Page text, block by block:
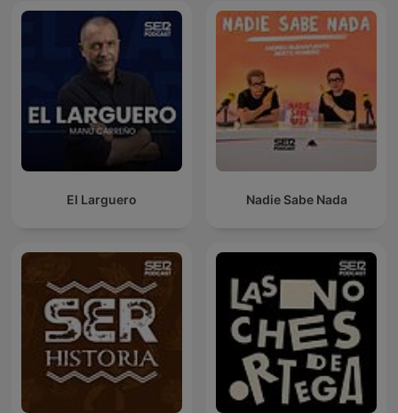
El Larguero Nadie Sabe Nada